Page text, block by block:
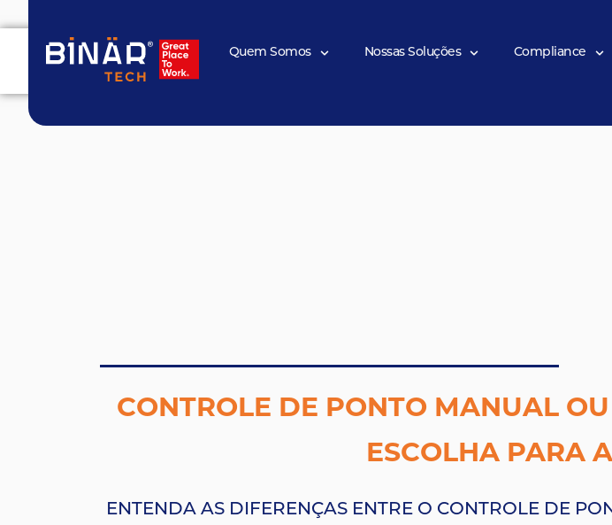
Quem Somos Nossas Soluções Compliance
Quem Somos Nossas Soluções
CONTROLE DE PONTO MANUAL
ESCOLHA PARA
ENTENDA AS DIFERENÇAS ENTRE O CONTROLE DE